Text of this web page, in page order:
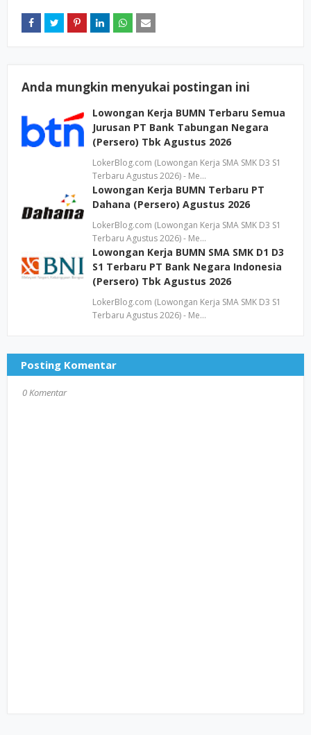
Anda mungkin menyukai postingan ini
Lowongan Kerja BUMN Terbaru Semua
Jurusan PT Bank Tabungan Negara
(Persero) Tbk Agustus 2026
LokerBlog.com (Lowongan Kerja SMA SMK D3 S1
Terbaru Agustus 2026) - Me…
Lowongan Kerja BUMN Terbaru PT
Dahana (Persero) Agustus 2026
LokerBlog.com (Lowongan Kerja SMA SMK D3 S1
Terbaru Agustus 2026) - Me…
Lowongan Kerja BUMN SMA SMK D1 D3
S1 Terbaru PT Bank Negara Indonesia
(Persero) Tbk Agustus 2026
LokerBlog.com (Lowongan Kerja SMA SMK D3 S1
Terbaru Agustus 2026) - Me…
Posting Komentar
0 Komentar